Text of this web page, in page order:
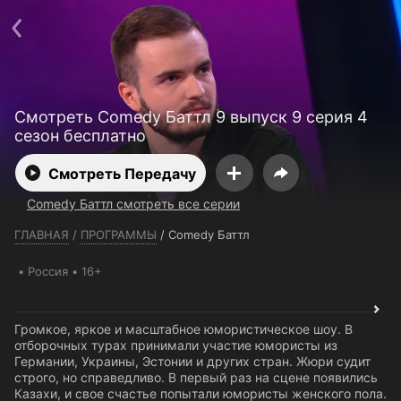
Смотреть Comedy Баттл 9 выпуск 9 серия 4
сезон бесплатно
Смотреть Передачу
Comedy Баттл смотреть все серии
ГЛАВНАЯ / ПРОГРАММЫ / Comedy Баттл
Россия 16+
Громкое, яркое и масштабное юмористическое шоу. В
отборочных турах принимали участие юмористы из
Германии, Украины, Эстонии и других стран. Жюри судит
строго, но справедливо. В первый раз на сцене появились
Казахи, и свое счастье попытали юмористы женского пола.
+7 (727) 323 10 92
Пользовательское соглашение
Политика конфиденциальности
Открыть приложение